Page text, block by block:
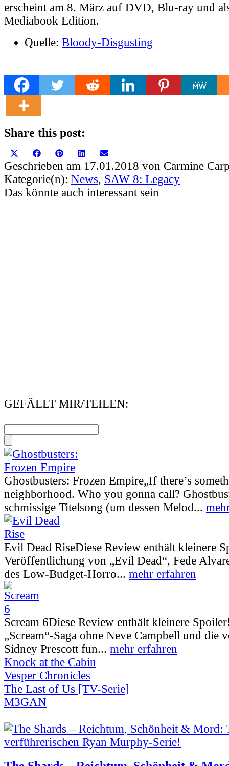
erscheint am 8. März auf DVD, Blu-ray und
Mediabook Edition.
Quelle: Bloody-Disgusting
Share this post:
Share
on
(Twitter)
Share
on
FacebookShare
on
Pinterest Share
on
LinkedInShare
on
Geschrieben am 17.01.2018 von Carmine
Kategorie(n): News, SAW 8: Legacy
Das könnte auch interessant sein
GEFÄLLT MIR/TEILEN:
Ghostbusters: Frozen Empire„If there’s
neighborhood. Who you gonna call?
schmissige Titelsong (um dessen Melod...
Evil Dead RiseDiese Review enthält kleinere
Veröffentlichung von „Evil Dead“, Fede
des Low-Budget-Horro... mehr erfahren
Scream 6Diese Review enthält kleinere
„Scream“-Saga ohne Neve Campbell und die
Sidney Prescott fun... mehr erfahren
Knock at the Cabin
Vesper Chronicles
The Last of Us [TV-Serie]
M3GAN